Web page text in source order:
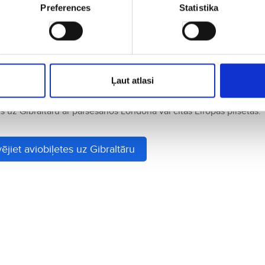
Preferences Statistika
Ļaut atlasi
(buļļa astes sautējumu) un svaigas Vidusjūras jūras
Gibraltāru ar pārsēšanos Londonā vai citās Eiropas pilsētās.
aviobiļetes uz Gibraltāru